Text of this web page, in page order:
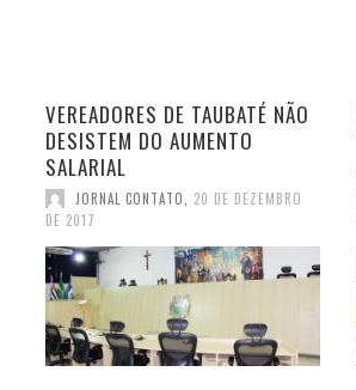
VEREADORES DE TAUBATÉ NÃO
DESISTEM DO AUMENTO
SALARIAL
JORNAL CONTATO
20 DE DEZEMBRO
DE 2017